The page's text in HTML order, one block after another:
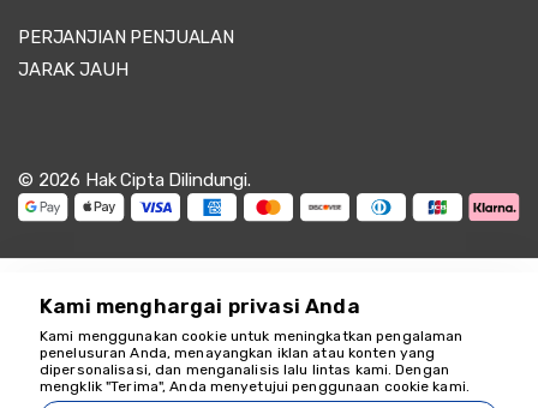
PERJANJIAN PENJUALAN
JARAK JAUH
© 2026 Hak Cipta Dilindungi.
18349
Kami menghargai privasi Anda
Kami menggunakan cookie untuk meningkatkan pengalaman
penelusuran Anda, menayangkan iklan atau konten yang
dipersonalisasi, dan menganalisis lalu lintas kami. Dengan
mengklik "Terima", Anda menyetujui penggunaan cookie kami.
Kami siap membantu